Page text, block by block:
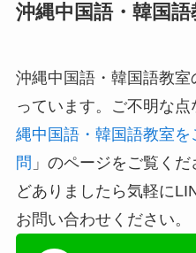
沖縄中国語・韓国語
沖縄中国語・韓国語教
っています。ご不明な点
縄中国語・韓国語教室
問 」のページをご覧く
どありましたら気軽に
お問い合わせください。